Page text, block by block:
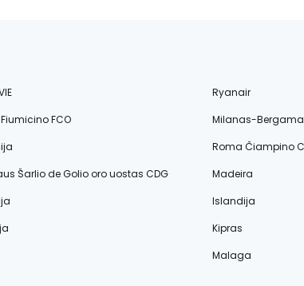
Ryanair
FCO
Milanas-
Roma Čiampino
Šarlio de Golio oro uostas CDG
Madeira
Islandija
Kipras
Malaga